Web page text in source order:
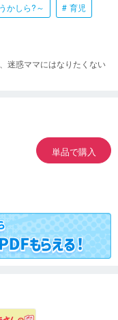
かしら?～ 育児
迷惑ママにはなりたくない
単品で購入